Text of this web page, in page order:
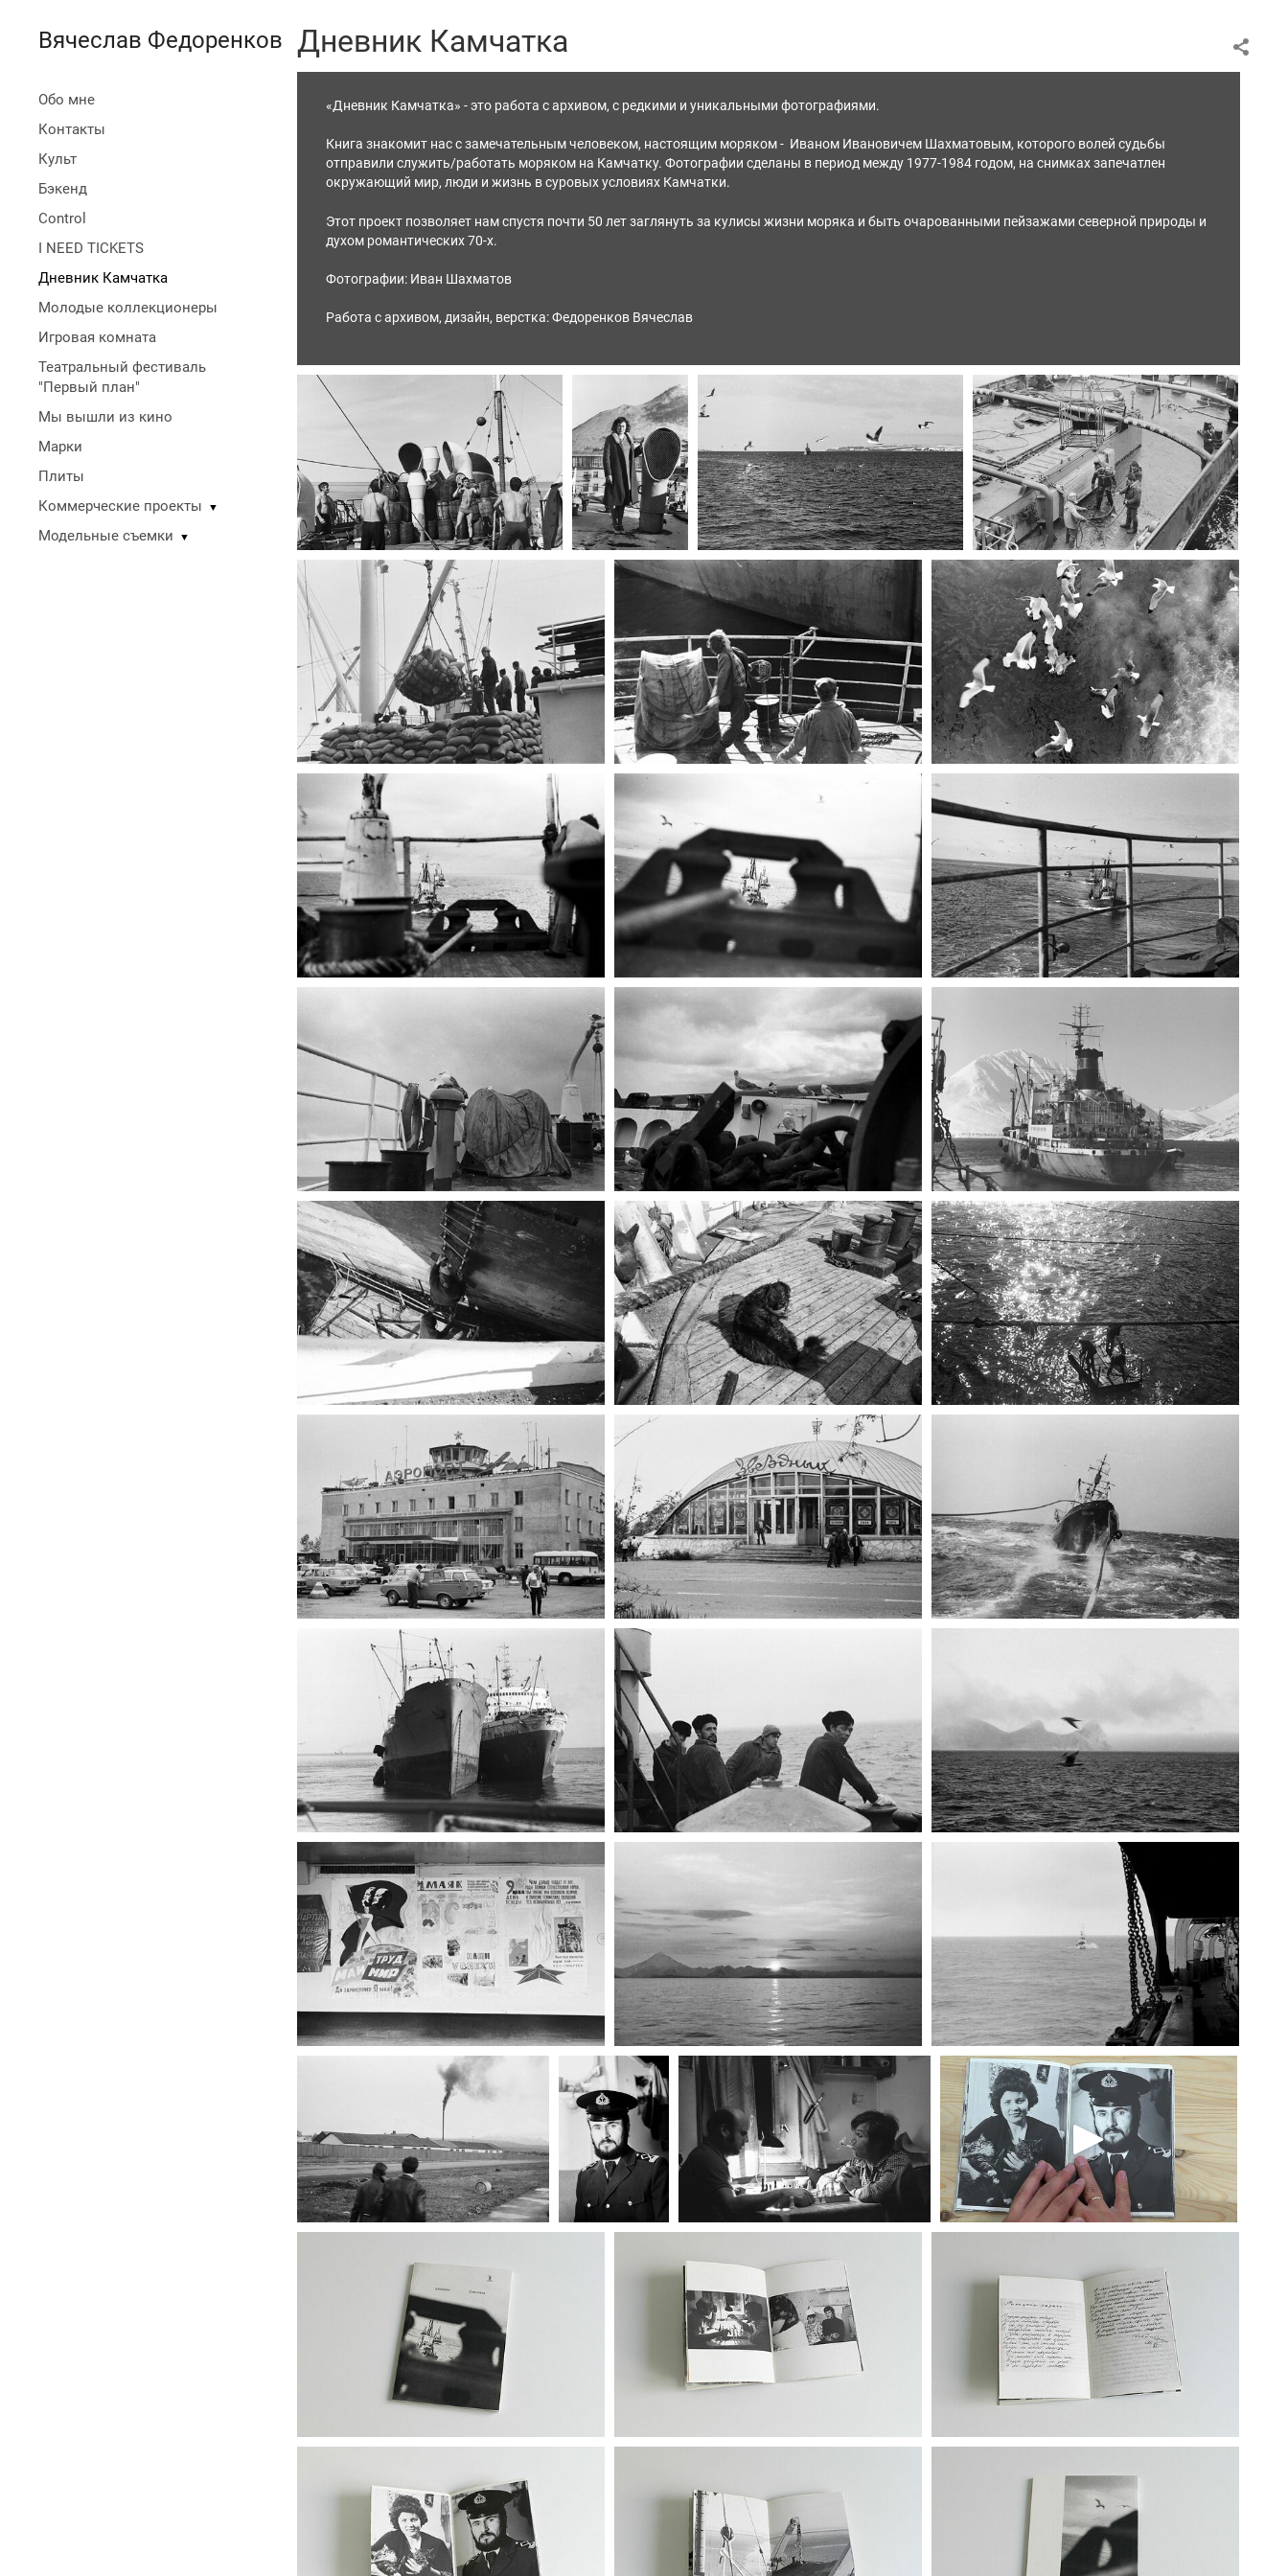
Вячеслав Федоренков
Обо мне
Контакты
Культ
Бэкенд
Control
I NEED TICKETS
Дневник Камчатка
Молодые коллекционеры
Игровая комната
Театральный фестиваль
"Первый план"
Мы вышли из кино
Марки
Плиты
Коммерческие проекты
▼
Модельные съемки ▼
Дневник Камчатка
«Дневник Камчатка» - это работа с архивом, с редкими и уникальными фотографиями.
Книга знакомит нас с замечательным человеком, настоящим моряком - Иваном Ивановичем Шахматовым, которого волей судьбы
отправили служить/работать моряком на Камчатку. Фотографии сделаны в период между 1977-1984 годом, на снимках запечатлен
окружающий мир, люди и жизнь в суровых условиях Камчатки.
Этот проект позволяет нам спустя почти 50 лет заглянуть за кулисы жизни моряка и быть очарованными пейзажами северной природы и
духом романтических 70-х.
Фотографии: Иван Шахматов
Работа с архивом, дизайн, верстка: Федоренков Вячеслав